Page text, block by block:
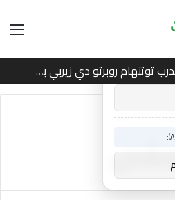
ساندرو تونالي: أقنعه مدرب توتنهام روبرتو دي زيربي بسرعة بالتوقيع
/للمشي